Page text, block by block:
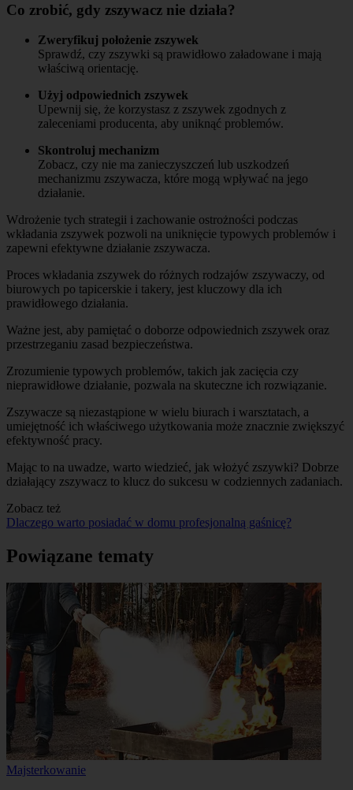
Co zrobić, gdy zszywacz nie działa?
Zweryfikuj położenie zszywek
Sprawdź, czy zszywki są prawidłowo załadowane i mają
właściwą orientację.
Użyj odpowiednich zszywek
Upewnij się, że korzystasz z zszywek zgodnych z
zaleceniami producenta, aby uniknąć problemów.
Skontroluj mechanizm
Zobacz, czy nie ma zanieczyszczeń lub uszkodzeń
mechanizmu zszywacza, które mogą wpływać na jego
działanie.
Wdrożenie tych strategii i zachowanie ostrożności podczas
wkładania zszywek pozwoli na uniknięcie typowych problemów i
zapewni efektywne działanie zszywacza.
Proces wkładania zszywek do różnych rodzajów zszywaczy, od
biurowych po tapicerskie i takery, jest kluczowy dla ich
prawidłowego działania.
Ważne jest, aby pamiętać o doborze odpowiednich zszywek oraz
przestrzeganiu zasad bezpieczeństwa.
Zrozumienie typowych problemów, takich jak zacięcia czy
nieprawidłowe działanie, pozwala na skuteczne ich rozwiązanie.
Zszywacze są niezastąpione w wielu biurach i warsztatach, a
umiejętność ich właściwego użytkowania może znacznie zwiększyć
efektywność pracy.
Mając to na uwadze, warto wiedzieć, jak włożyć zszywki? Dobrze
działający zszywacz to klucz do sukcesu w codziennych zadaniach.
Zobacz też
Dlaczego warto posiadać w domu profesjonalną gaśnicę?
Powiązane tematy
Majsterkowanie